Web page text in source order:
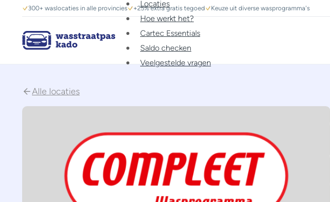
300+ waslocaties in alle provincies +25% extra gratis tegoed Keuze uit diverse wasprogramma's
Locaties
Hoe werkt het?
Cartec Essentials
Saldo checken
Veelgestelde vragen
Alle locaties